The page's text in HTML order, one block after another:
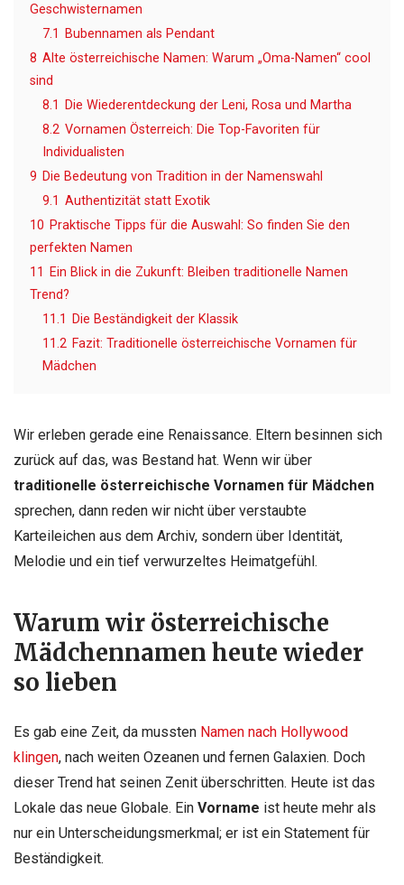
Geschwisternamen
7.1
Bubennamen als Pendant
8 Alte österreichische Namen: Warum „Oma-Namen“ cool
sind
8.1
Die Wiederentdeckung der Leni, Rosa und Martha
8.2 Vornamen Österreich: Die Top-Favoriten für
Individualisten
9 Die Bedeutung von Tradition in der Namenswahl
9.1 Authentizität statt Exotik
10 Praktische Tipps für die Auswahl: So finden Sie den
perfekten Namen
11
Ein Blick in die Zukunft: Bleiben traditionelle Namen
Trend?
11.1
Die Beständigkeit der Klassik
11.2 Fazit: Traditionelle österreichische Vornamen für
Mädchen
Wir erleben gerade eine Renaissance. Eltern besinnen sich
zurück auf das, was Bestand hat. Wenn wir über
traditionelle österreichische Vornamen für Mädchen
sprechen, dann reden wir nicht über verstaubte
Karteileichen aus dem Archiv, sondern über Identität,
Melodie und ein tief verwurzeltes Heimatgefühl.
Warum wir österreichische
Mädchennamen heute wieder
so lieben
Es gab eine Zeit, da mussten Namen nach Hollywood
klingen, nach weiten Ozeanen und fernen Galaxien. Doch
dieser Trend hat seinen Zenit überschritten. Heute ist das
Lokale das neue Globale. Ein Vorname ist heute mehr als
nur ein Unterscheidungsmerkmal; er ist ein Statement für
Beständigkeit.